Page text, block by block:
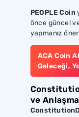
PEOPLE Coin
önce güncel
yapmanız
ACA Coin
Geleceği,
ve